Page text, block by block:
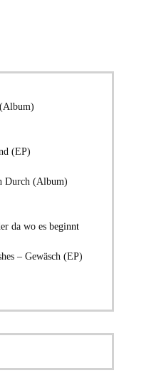
(EP)
Durch (Album)
da wo es beginnt
– Gewäsch (EP)